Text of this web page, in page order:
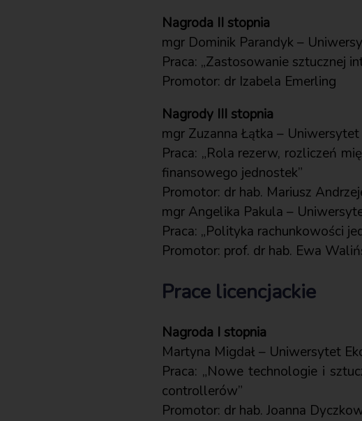
Nagroda II stopnia
mgr Dominik Parandyk –
Praca: „Zastosowanie sztucznej
Promotor: dr Izabela Emerling
Nagrody III stopnia
mgr Zuzanna Łątka –
Praca: „Rola rezerw, rozliczeń
finansowego jednostek”
Promotor: dr hab. Mariusz
mgr Angelika Pakula –
Praca: „Polityka rachunkowości
Promotor: prof. dr hab. Ewa
Prace licencjackie
Nagroda I stopnia
Martyna Migdał – Uniwersytet
Praca: „Nowe technologie i
controllerów”
Promotor: dr hab. Joanna